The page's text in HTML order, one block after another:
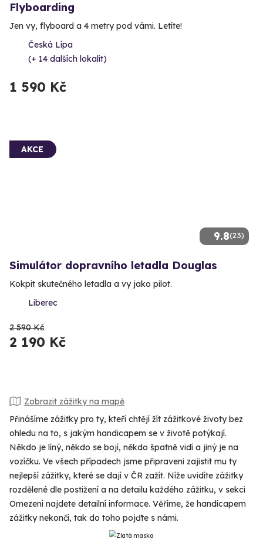
Flyboarding
Jen vy, flyboard a 4 metry pod vámi. Letíte!
Česká Lípa
(+ 14 dalších lokalit)
1 590 Kč
9.8(23)
AKCE
Simulátor dopravního letadla Douglas
Kokpit skutečného letadla a vy jako pilot.
Liberec
2 590 Kč
2 190 Kč
Zobrazit zážitky na mapě
Přinášíme zážitky pro ty, kteří chtějí žít zážitkové životy bez
ohledu na to, s jakým handicapem se v životě potýkají.
Někdo je líný, někdo se bojí, někdo špatně vidí a jiný je na
vozíčku. Ve všech případech jsme připraveni zajistit mu ty
nejlepší zážitky, které se dají v ČR zažít. Níže uvidíte zážitky
rozdělené dle postižení a na detailu každého zážitku, v sekci
Omezení najdete detailní informace. Věříme, že handicapem
zážitky nekončí, tak do toho pojďte s námi.